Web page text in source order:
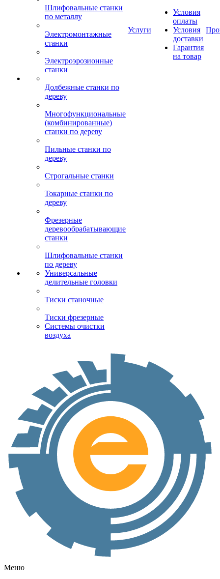
Шлифовальные станки
по металлу
Электромонтажные
станки
Электроэрозионные
станки
Долбежные станки по
дереву
Многофункциональные
(комбинированные)
станки по дереву
Пильные станки по
дереву
Строгальные станки
Токарные станки по
дереву
Фрезерные
деревообрабатывающие
станки
Шлифовальные станки
по дереву
Универсальные
делительные головки
Тиски станочные
Тиски фрезерные
Системы очистки
воздуха
Услуги
Условия
оплаты
Условия
доставки
Гарантия
на товар
Меню